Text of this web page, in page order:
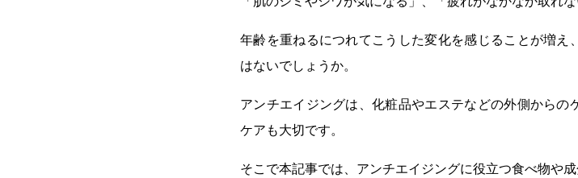
年齢を重ねるにつれてこうした変化を感じることが増
はないでしょうか。
アンチエイジングは、化粧品やエステなどの外側から
ケアも大切です。
そこで本記事では、アンチエイジングに役立つ食べ物や